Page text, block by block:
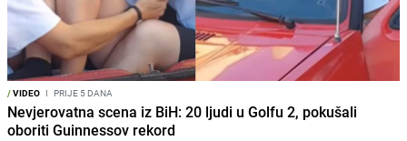
/VIDEO I PRIJE 5 DANA
Nevjerovatna scena iz BiH: 20 ljudi u Golfu 2, pokušali
oboriti Guinnessov rekord